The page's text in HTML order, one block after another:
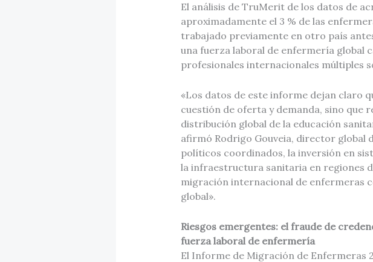
El análisis de TruMerit de los datos de
aproximadamente el 3 % de las
trabajado previamente en otro país
una fuerza laboral de enfermería global
profesionales internacionales múltiples
«Los datos de este informe dejan claro
cuestión de oferta y demanda, sino que
distribución global de la educación
afirmó Rodrigo Gouveia, director global
políticos coordinados, la inversión en
la infraestructura sanitaria en regiones
migración internacional de enfermeras
global».
Riesgos emergentes: el fraude de
fuerza laboral de enfermería
El Informe de Migración de Enfermeras